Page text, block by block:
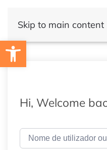
Skip to main content
Hi, Welcome
Open toolbar